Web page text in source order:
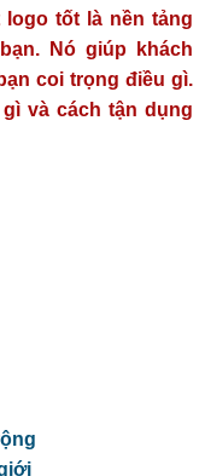
tốt là nền tảng
Nó giúp khách
coi trọng điều gì.
và cách tận dụng